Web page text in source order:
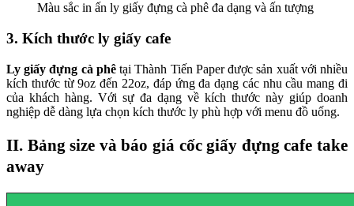
Màu sắc in ấn ly giấy đựng cà phê đa dạng và ấn tượng
3. Kích thước ly giấy cafe
Ly giấy đựng cà phêtại Thành Tiến Paper được sản xuất với nhiều
kích thước từ 9oz đến 22oz, đáp ứng đa dạng các nhu cầu mang đi
của khách hàng. Với sự đa dạng về kích thước này giúp doanh
nghiệp dễ dàng lựa chọn kích thước ly phù hợp với menu đồ uống.
II. Bảng size và báo giá cốc giấy đựng cafe take
away